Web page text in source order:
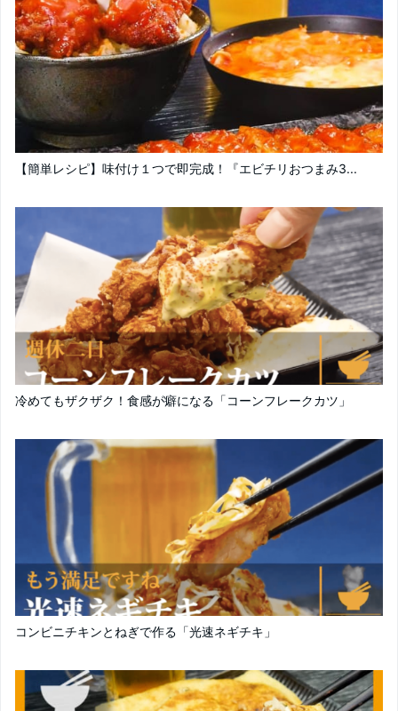
【簡単レシピ】味付け１つで即完成！『エビチリおつまみ3...
冷めてもザクザク！食感が癖になる「コーンフレークカツ」
コンビニチキンとねぎで作る「光速ネギチキ」